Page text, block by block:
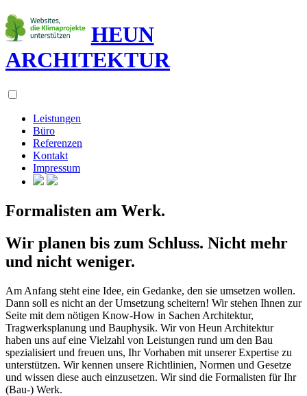
HEUN
ARCHITEKTUR
Leistungen
Büro
Referenzen
Kontakt
Impressum
Formalisten am Werk.
Wir planen bis zum Schluss. Nicht mehr
und nicht weniger.
Am Anfang steht eine Idee, ein Gedanke, den sie umsetzen wollen.
Dann soll es nicht an der Umsetzung scheitern! Wir stehen Ihnen zur
Seite mit dem nötigen Know-How in Sachen Architektur,
Tragwerksplanung und Bauphysik. Wir von Heun Architektur
haben uns auf eine Vielzahl von Leistungen rund um den Bau
spezialisiert und freuen uns, Ihr Vorhaben mit unserer Expertise zu
unterstützen. Wir kennen unsere Richtlinien, Normen und Gesetze
und wissen diese auch einzusetzen. Wir sind die Formalisten für Ihr
(Bau-) Werk.